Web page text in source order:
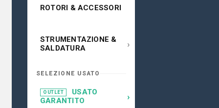
ROTORI & ACCESSORI
STRUMENTAZIONE &
SALDATURA
›
SELEZIONE USATO
OUTLET
USATO
GARANTITO
›